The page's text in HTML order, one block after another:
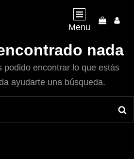
Menu
My
nada
podido encontrar lo que estás
ayudarte una búsqueda.